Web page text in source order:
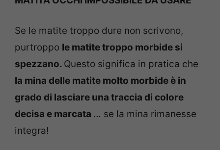
Se le matite troppo dure non scrivono,
purtroppo le matite troppo morbide si
spezzano. Questo significa in pratica che
la mina delle matite molto morbide è in
grado di lasciare una traccia di colore
decisa e marcata … se la mina rimanesse
integra!